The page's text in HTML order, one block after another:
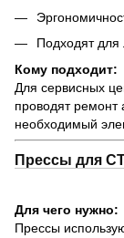
Подходят для
Кому подходит:
Для сервисных
проводят
необходимый
Прессы для
Для чего нужно:
Прессы